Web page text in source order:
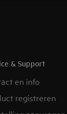
& Support
en info
registreren